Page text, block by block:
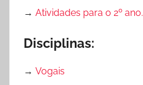
→ Atividades para o 2º ano.
Disciplinas:
→ Vogais